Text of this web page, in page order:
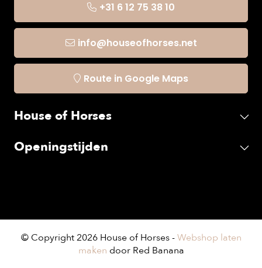
+31 6 12 75 38 10
info@houseofhorses.net
Route in Google Maps
House of Horses
Openingstijden
© Copyright 2026 House of Horses -Webshop laten
maken door Red Banana